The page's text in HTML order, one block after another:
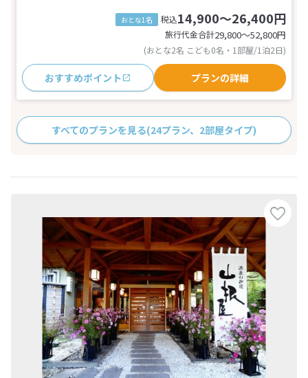
おとな1名 税込14,900～26,400円
旅行代金合計29,800〜52,800円
(おとな2名 こども0名・1部屋/1泊2日)
おすすめポイント プランの詳細
すべてのプランを見る(24プラン、2部屋タイプ)